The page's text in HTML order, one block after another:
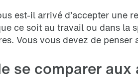
est-il arrivé d’accepter une
ce soit au travail ou dans la
Vous vous devez de penser
se comparer aux